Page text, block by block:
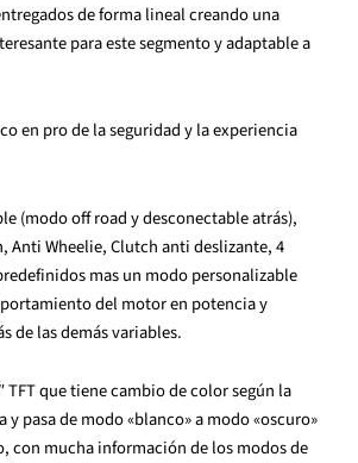
de forma lineal creando una
para este segmento y adaptable a
en pro de la seguridad y la experiencia
(modo off road y desconectable atrás),
Anti Wheelie, Clutch anti deslizante, 4
mas un modo personalizable
del motor en potencia y
de las demás variables.
TFT que tiene cambio de color según la
pasa de modo «blanco» a modo «oscuro»
con mucha información de los modos de